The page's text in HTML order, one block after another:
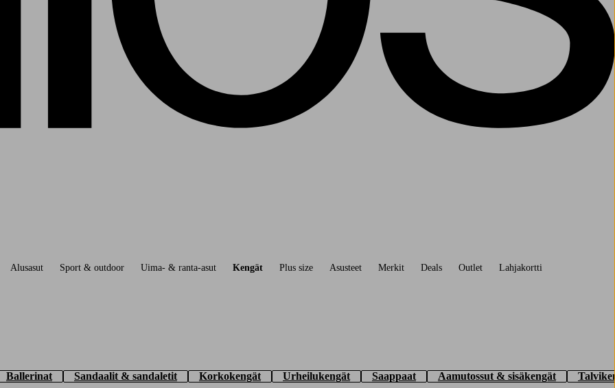
Alusasut Sport & outdoor Uima- & ranta-asut Kengät Plus size Asusteet Merkit Deals Outlet Lahjakortti
Ballerinat Sandaalit & sandaletit Korkokengät Urheilukengät Saappaat Aamutossut & sisäkengät